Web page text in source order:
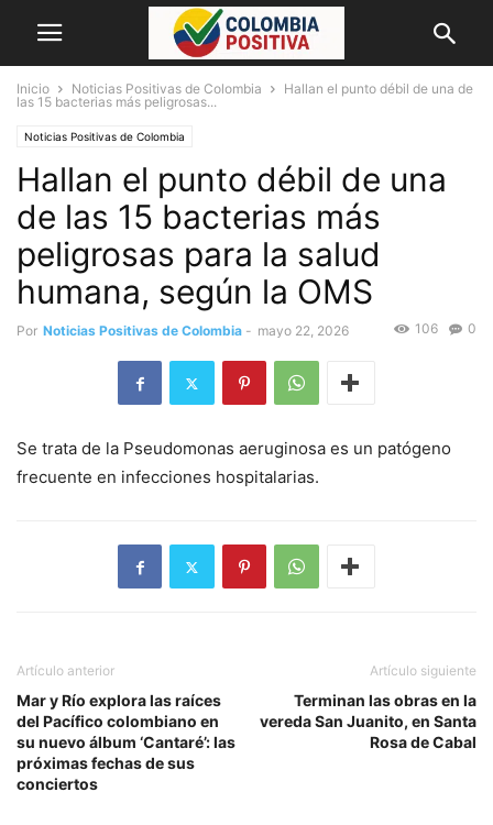
Inicio Noticias Positivas de Colombia
Hallan el punto débil de una de
las 15 bacterias más peligrosas...
Noticias Positivas de Colombia
Hallan el punto débil de una
de las 15 bacterias más
peligrosas para la salud
humana, según la OMS
Por Noticias Positivas de Colombia - mayo 22, 2026 0
106
Se trata de la Pseudomonas aeruginosa es un patógeno
frecuente en infecciones hospitalarias.
Artículo anterior
Mar y Río explora las raíces
del Pacífico colombiano en
su nuevo álbum ‘Cantaré’: las
próximas fechas de sus
conciertos
Artículo siguiente
Terminan las obras en la
vereda San Juanito, en Santa
Rosa de Cabal